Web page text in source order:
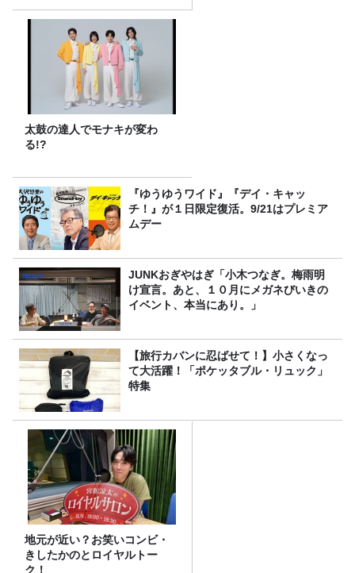
のあれこれを話していただき
ます
太鼓の達人でモナキが変わ
る!?
『ゆうゆうワイド』『デイ・キャッ
チ！』が１日限定復活。9/21はプレミア
ムデー
JUNKおぎやはぎ「小木つなぎ。梅雨明
け宣言。あと、１０月にメガネびいきの
イベント、本当にあり。」
【旅行カバンに忍ばせて！】小さくなっ
て大活躍！「ポケッタブル・リュック」
特集
地元が近い？お笑いコンビ・
きしたかのとロイヤルトー
ク！